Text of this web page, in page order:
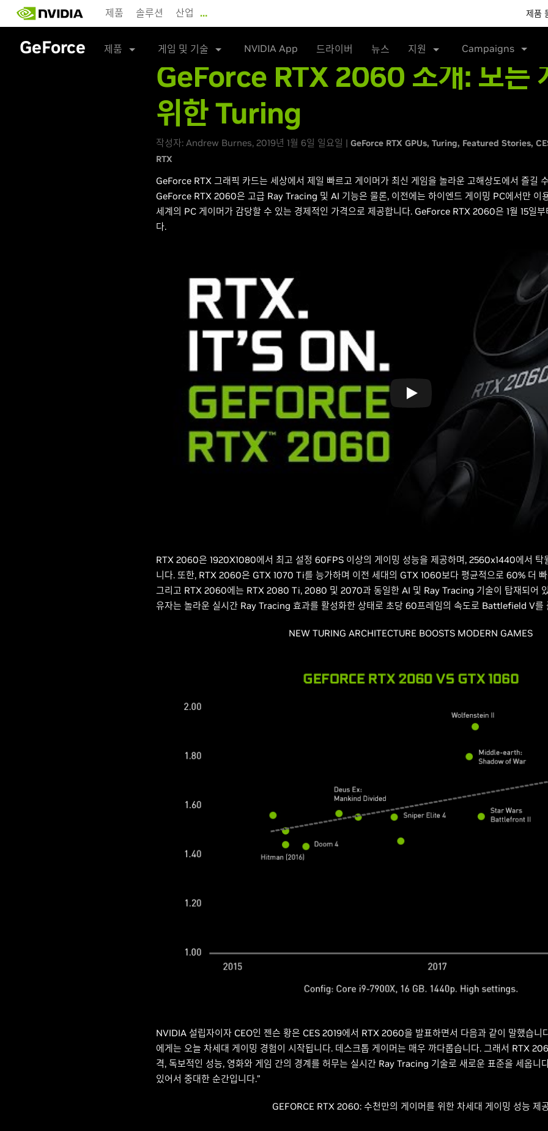
main
content
제품 솔루션 산업 … 제품
GeForce 제품 게임 및 기술 NVIDIA App 드라이버 뉴스 지원 Campaigns
GeForce RTX 2060 소개: 모든
위한 Turing
작성자: Andrew Burnes, 2019년 1월 6일 일요일 |GeForce RTX GPUs Turing Featured Stories
RTX
GeForce RTX 그래픽 카드는 세상에서 제일 빠르고 게이머가 최신 게임을 놀라운 고해상도에서 즐길
GeForce RTX 2060은 고급 Ray Tracing 및 AI 기능은 물론, 이전에는 하이엔드 게이밍 PC에서만 이
세계의 PC 게이머가 감당할 수 있는 경제적인 가격으로 제공합니다. GeForce RTX 2060은 1월 15일
다.
RTX 2060은 1920X1080에서 최고 설정 60FPS 이상의 게이밍 성능을 제공하며, 2560x1440에서 탁
니다. 또한, RTX 2060은 GTX 1070 Ti를 능가하며 이전 세대의 GTX 1060보다 평균적으로 60% 더
그리고 RTX 2060에는 RTX 2080 Ti, 2080 및 2070과 동일한 AI 및 Ray Tracing 기술이 탑재되어
유자는 놀라운 실시간 Ray Tracing 효과를 활성화한 상태로 초당 60프레임의 속도로 Battlefield V를
NEW TURING ARCHITECTURE BOOSTS MODERN GAMES
NVIDIA 설립자이자 CEO인 젠슨 황은 CES 2019에서 RTX 2060을 발표하면서 다음과 같이 말했습니
에게는 오늘 차세대 게이밍 경험이 시작됩니다. 데스크톱 게이머는 매우 까다롭습니다. 그래서 RTX
격, 독보적인 성능, 영화와 게임 간의 경계를 허무는 실시간 Ray Tracing 기술로 새로운 표준을 세웁니
있어서 중대한 순간입니다.”
GEFORCE RTX 2060: 수천만의 게이머를 위한 차세대 게이밍 성능 제